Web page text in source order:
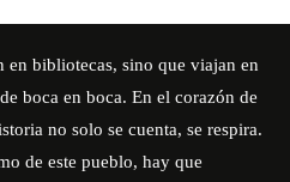
en bibliotecas, sino que viajan en
boca en boca. En el corazón de
no solo se cuenta, se respira.
de este pueblo, hay que